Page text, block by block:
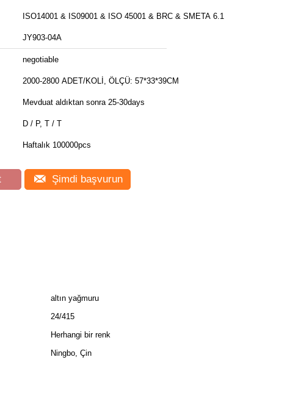
ISO14001 & IS09001 & ISO 45001 & BRC & SMETA 6.1
JY903-04A
negotiable
2000-2800 ADET/KOLİ, ÖLÇÜ: 57*33*39CM
Mevduat aldıktan sonra 25-30days
D / P, T / T
Haftalık 100000pcs
Şimdi başvurun
altın yağmuru
24/415
Herhangi bir renk
Ningbo, Çin